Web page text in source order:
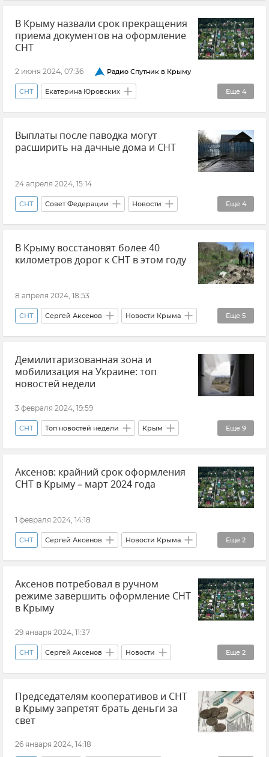
В Крыму назвали срок прекращения
приема документов на оформление
СНТ
2 июня 2024, 07:36 Радио Спутник в Крыму
Еще 4
СНТ Екатерина Юровских
Право собственности Крым
Новости Крыма Минимущества Крыма
Выплаты после паводка могут
расширить на дачные дома и СНТ
24 апреля 2024, 15:14
Еще 4
СНТ Совет Федерации Новости
Паводки Весенние паводки в России
Выплаты и компенсации Соцзащита
В Крыму восстановят более 40
километров дорог к СНТ в этом году
8 апреля 2024, 18:53
Еще 5
СНТ Сергей Аксенов Новости Крыма
Ремонт и строительство дорог в Крыму
Благоустройство Симферопольский район
Реки Крыма Ремонт дорог
Демилитаризованная зона и
мобилизация на Украине: топ
новостей недели
3 февраля 2024, 19:59
Еще 9
СНТ Топ новостей недели Крым
Россия Владимир Путин (политик)
Закон и право Атаки ВСУ на Крым
Новости СВО Украина
Аксенов: крайний срок оформления
СНТ в Крыму – март 2024 года
1 февраля 2024, 14:18
Еще 2
СНТ Сергей Аксенов Новости Крыма
Крым Земля
Аксенов потребовал в ручном
режиме завершить оформление СНТ
в Крыму
29 января 2024, 11:37
Еще 2
СНТ Сергей Аксенов Новости
Новости Крыма Недвижимость
Председателям кооперативов и СНТ
в Крыму запретят брать деньги за
свет
26 января 2024, 14:18